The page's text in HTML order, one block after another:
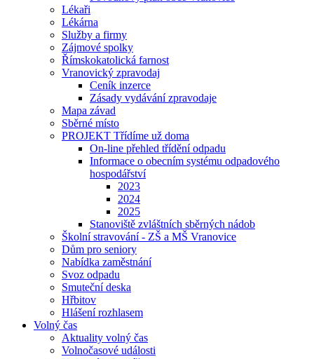
Lékaři
Lékárna
Služby a firmy
Zájmové spolky
Římskokatolická farnost
Vranovický zpravodaj
Ceník inzerce
Zásady vydávání zpravodaje
Mapa závad
Sběrné místo
PROJEKT Třídíme už doma
On-line přehled třídění odpadu
Informace o obecním systému odpadového
hospodářství
2023
2024
2025
Stanoviště zvláštních sběrných nádob
Školní stravování - ZŠ a MŠ Vranovice
Dům pro seniory
Nabídka zaměstnání
Svoz odpadu
Smuteční deska
Hřbitov
Hlášení rozhlasem
Volný čas
Aktuality volný čas
Volnočasové události